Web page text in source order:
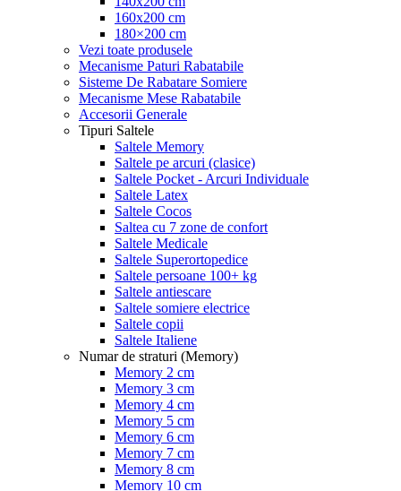
160x200 cm
180×200 cm
Vezi toate produsele
Mecanisme Paturi Rabatabile
Sisteme De Rabatare Somiere
Mecanisme Mese Rabatabile
Accesorii Generale
Tipuri Saltele
Saltele Memory
Saltele pe arcuri (clasice)
Saltele Pocket - Arcuri Individuale
Saltele Latex
Saltele Cocos
Saltea cu 7 zone de confort
Saltele Medicale
Saltele Superortopedice
Saltele persoane 100+ kg
Saltele antiescare
Saltele somiere electrice
Saltele copii
Saltele Italiene
Numar de straturi (Memory)
Memory 2 cm
Memory 3 cm
Memory 4 cm
Memory 5 cm
Memory 6 cm
Memory 7 cm
Memory 8 cm
Memory 10 cm